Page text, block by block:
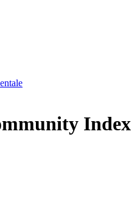
Index